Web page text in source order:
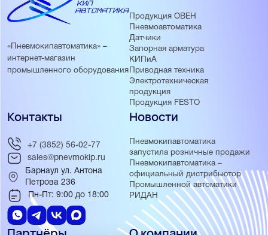
«Пневмокипавтоматика» –
интернет-магазин
промышленного оборудования
Продукция ОВЕН
Пневмоавтоматика
Датчики
Запорная арматура
КИПиА
Приводная техника
Электротехническая
продукция
Продукция FESTO
Новости
Пневмокипавтоматика
запустила розничные продажи
Пневмокипавтоматика –
официальный дистрибьютор
Промышленной автоматики
РИДАН
Контакты
+7 (3852) 56-02-77
sales@pnevmokip.ru
Барнаул ул. Антона
Петрова 236
Пн-Пт: 9:00 до 18:00